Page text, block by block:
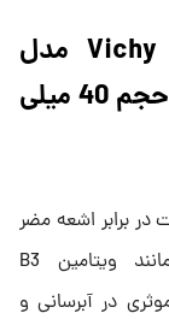
4- ضد آفتاب SPF50 ویشی Vichy مدل
capital soleil UV-AGE DAILY حجم 40 میلی
برابر اشعه مضر
خورشید با وجود ترکیبات مرطوب‌کننده مانند ویتامین B3
در آبرسانی و